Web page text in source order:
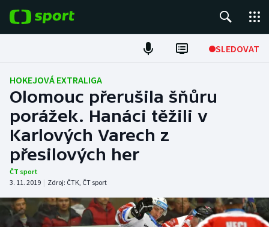
SLEDOVAT
Fotbal
Hokej
Tenis
Atletika
DALŠÍ SPORTY
HOKEJOVÁ EXTRALIGA
Olomouc přerušila šňůru
porážek. Hanáci těžili v
Karlových Varech z
přesilových her
ČT sport
3. 11. 2019 | Zdroj: ČTK, ČT sport